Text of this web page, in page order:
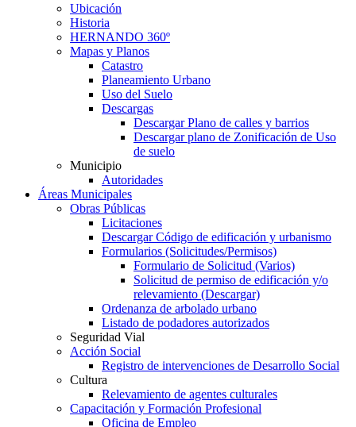
Ubicación
Historia
HERNANDO 360º
Mapas y Planos
Catastro
Planeamiento Urbano
Uso del Suelo
Descargas
Descargar Plano de calles y barrios
Descargar plano de Zonificación de Uso
de suelo
Municipio
Autoridades
Áreas Municipales
Obras Públicas
Licitaciones
Descargar Código de edificación y urbanismo
Formularios (Solicitudes/Permisos)
Formulario de Solicitud (Varios)
Solicitud de permiso de edificación y/o
relevamiento (Descargar)
Ordenanza de arbolado urbano
Listado de podadores autorizados
Seguridad Vial
Acción Social
Registro de intervenciones de Desarrollo Social
Cultura
Relevamiento de agentes culturales
Capacitación y Formación Profesional
Oficina de Empleo